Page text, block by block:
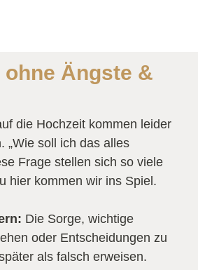
ohne Ängste &
die Hochzeit kommen leider
„Wie soll ich das alles
Frage stellen sich so viele
hier kommen wir ins Spiel.
Die Sorge, wichtige
oder Entscheidungen zu
als falsch erweisen.